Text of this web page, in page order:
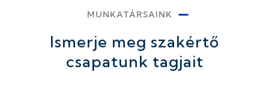
MUNKATÁRSAINK
Ismerje meg szakértő
csapatunk tagjait